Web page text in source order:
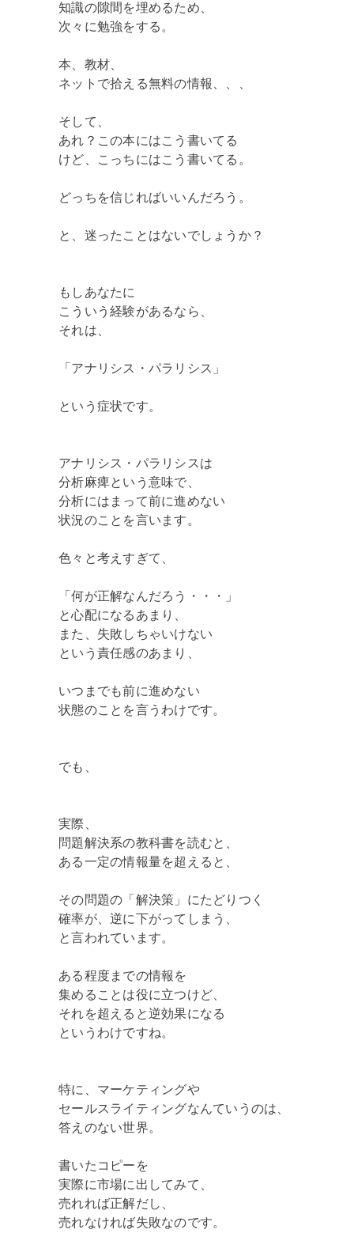
知識の隙間を埋めるため、
次々に勉強をする。
本、教材、
ネットで拾える無料の情報、、、
そして、
あれ？この本にはこう書いてる
けど、こっちにはこう書いてる。
どっちを信じればいいんだろう。
と、迷ったことはないでしょうか？
もしあなたに
こういう経験があるなら、
それは、
「アナリシス・パラリシス」
という症状です。
アナリシス・パラリシスは
分析麻痺という意味で、
分析にはまって前に進めない
状況のことを言います。
色々と考えすぎて、
「何が正解なんだろう・・・」
と心配になるあまり、
また、失敗しちゃいけない
という責任感のあまり、
いつまでも前に進めない
状態のことを言うわけです。
でも、
実際、
問題解決系の教科書を読むと、
ある一定の情報量を超えると、
その問題の「解決策」にたどりつく
確率が、逆に下がってしまう、
と言われています。
ある程度までの情報を
集めることは役に立つけど、
それを超えると逆効果になる
というわけですね。
特に、マーケティングや
セールスライティングなんていうのは、
答えのない世界。
書いたコピーを
実際に市場に出してみて、
売れれば正解だし、
売れなければ失敗なのです。